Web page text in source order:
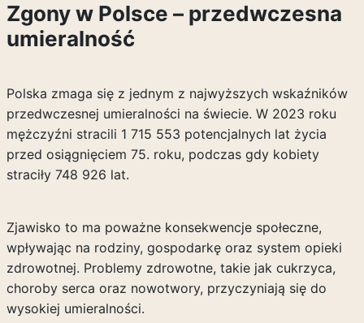
Zgony w Polsce – przedwczesna
umieralność
Polska zmaga się z jednym z najwyższych wskaźników
przedwczesnej umieralności na świecie. W 2023 roku
mężczyźni stracili 1 715 553 potencjalnych lat życia
przed osiągnięciem 75. roku, podczas gdy kobiety
straciły 748 926 lat.
Zjawisko to ma poważne konsekwencje społeczne,
wpływając na rodziny, gospodarkę oraz system opieki
zdrowotnej. Problemy zdrowotne, takie jak cukrzyca,
choroby serca oraz nowotwory, przyczyniają się do
wysokiej umieralności.